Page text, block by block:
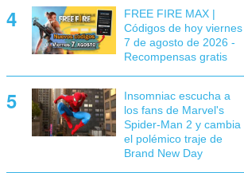
FREE FIRE MAX |
Códigos de hoy viernes
7 de agosto de 2026 -
Recompensas gratis
Insomniac escucha a
los fans de Marvel's
Spider-Man 2 y cambia
el polémico traje de
Brand New Day